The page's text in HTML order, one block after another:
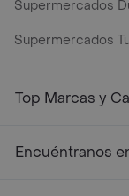
Supermercados
Supermercados
Top Marcas y
Encuéntranos